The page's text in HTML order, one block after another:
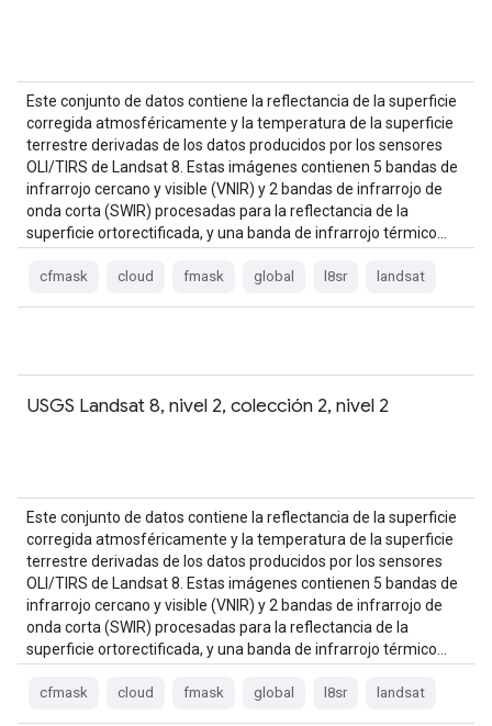
Este conjunto de datos contiene la reflectancia de la superficie
corregida atmosféricamente y la temperatura de la superficie
terrestre derivadas de los datos producidos por los sensores
OLI/TIRS de Landsat 8. Estas imágenes contienen 5 bandas de
infrarrojo cercano y visible (VNIR) y 2 bandas de infrarrojo de
onda corta (SWIR) procesadas para la reflectancia de la
superficie ortorectificada, y una banda de infrarrojo térmico…
cfmask cloud fmask global l8sr landsat
USGS Landsat 8, nivel 2, colección 2, nivel 2
Este conjunto de datos contiene la reflectancia de la superficie
corregida atmosféricamente y la temperatura de la superficie
terrestre derivadas de los datos producidos por los sensores
OLI/TIRS de Landsat 8. Estas imágenes contienen 5 bandas de
infrarrojo cercano y visible (VNIR) y 2 bandas de infrarrojo de
onda corta (SWIR) procesadas para la reflectancia de la
superficie ortorectificada, y una banda de infrarrojo térmico…
cfmask cloud fmask global l8sr landsat